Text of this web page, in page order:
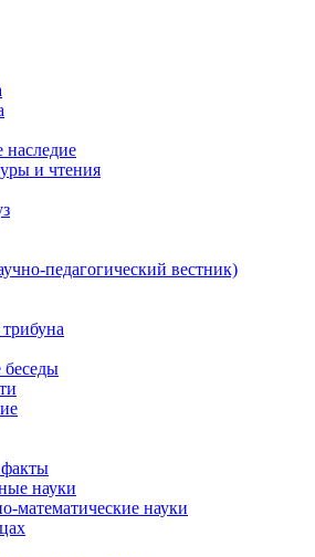
наследие
и чтения
педагогический вестник)
науки
математические науки